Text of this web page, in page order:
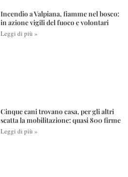
Incendio a Valpiana, fiamme nel bosco:
in azione vigili del fuoco e volontari
Leggi di più »
Cinque cani trovano casa, per gli altri
scatta la mobilitazione: quasi 800 firme
Leggi di più »